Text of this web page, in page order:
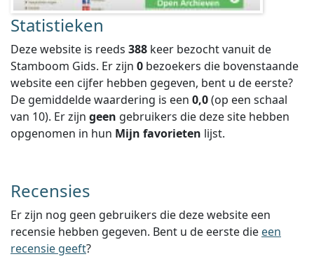
Statistieken
Deze website is reeds 388 keer bezocht vanuit de
Stamboom Gids. Er zijn 0 bezoekers die bovenstaande
website een cijfer hebben gegeven, bent u de eerste?
De gemiddelde waardering is een 0,0(op een schaal
van 10). Er zijn geen gebruikers die deze site hebben
opgenomen in hun Mijn favorieten lijst.
Recensies
Er zijn nog geen gebruikers die deze website een
recensie hebben gegeven. Bent u de eerste die een
recensie geeft?